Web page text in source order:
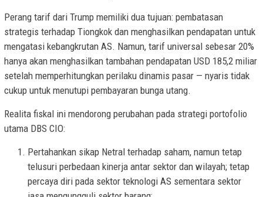
Perang tarif dari Trump memiliki dua tujuan: pembatasan
strategis terhadap Tiongkok dan menghasilkan pendapatan untuk
mengatasi kebangkrutan AS. Namun, tarif universal sebesar 20%
hanya akan menghasilkan tambahan pendapatan USD 185,2 miliar
setelah memperhitungkan perilaku dinamis pasar — nyaris tidak
cukup untuk menutupi pembayaran bunga utang.
Realita fiskal ini mendorong perubahan pada strategi portofolio
utama DBS CIO:
Pertahankan sikap Netral terhadap saham, namun tetap
telusuri perbedaan kinerja antar sektor dan wilayah; tetap
percaya diri pada sektor teknologi AS sementara sektor